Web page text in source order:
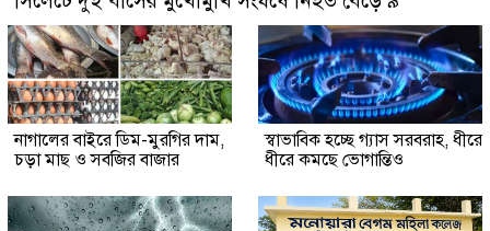
নাগালের বাইরে ডিম-মুরগির দাম,
চড়া মাছ ও সবজির বাজার
স্বাভাবিক হচ্ছে গ্যাস সরবরাহ, ধীরে
ধীরে কমছে ভোগান্তিও